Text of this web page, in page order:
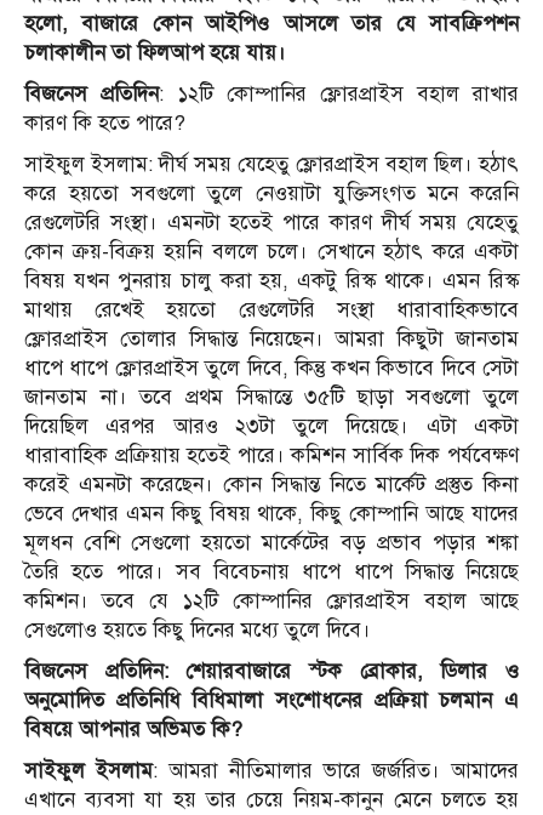
হলো, বাজারে কোন আইপিও আসলে তার যে সাবক্রিপশন
চলাকালীন তা ফিলআপ হয়ে যায়।
বিজনেস প্রতিদিন: ১২টি কোম্পানির ফ্লোরপ্রাইস বহাল রাখার
কারণ কি হতে পারে?
সাইফুল ইসলাম: দীর্ঘ সময় যেহেতু ফ্লোরপ্রাইস বহাল ছিল। হঠাৎ
করে হয়তো সবগুলো তুলে নেওয়াটা যুক্তিসংগত মনে করেনি
রেগুলেটরি সংস্থা। এমনটা হতেই পারে কারণ দীর্ঘ সময় যেহেতু
কোন ক্রয়-বিক্রয় হয়নি বললে চলে। সেখানে হঠাৎ করে একটা
বিষয় যখন পুনরায় চালু করা হয়, একটু রিস্ক থাকে। এমন রিস্ক
মাথায় রেখেই হয়তো রেগুলেটরি সংস্থা ধারাবাহিকভাবে
ফ্লোরপ্রাইস তোলার সিদ্ধান্ত নিয়েছেন। আমরা কিছুটা জানতাম
ধাপে ধাপে ফ্লোরপ্রাইস তুলে দিবে, কিন্তু কখন কিভাবে দিবে সেটা
জানতাম না। তবে প্রথম সিদ্ধান্তে ৩৫টি ছাড়া সবগুলো তুলে
দিয়েছিল এরপর আরও ২৩টা তুলে দিয়েছে। এটা একটা
ধারাবাহিক প্রক্রিয়ায় হতেই পারে। কমিশন সার্বিক দিক পর্যবেক্ষণ
করেই এমনটা করেছেন। কোন সিদ্ধান্ত নিতে মার্কেট প্রস্তুত কিনা
ভেবে দেখার এমন কিছু বিষয় থাকে, কিছু কোম্পানি আছে যাদের
মূলধন বেশি সেগুলো হয়তো মার্কেটের বড় প্রভাব পড়ার শঙ্কা
তৈরি হতে পারে। সব বিবেচনায় ধাপে ধাপে সিদ্ধান্ত নিয়েছে
কমিশন। তবে যে ১২টি কোম্পানির ফ্লোরপ্রাইস বহাল আছে
সেগুলোও হয়তে কিছু দিনের মধ্যে তুলে দিবে।
বিজনেস প্রতিদিন: শেয়ারবাজারে স্টক ব্রোকার, ডিলার ও
অনুমোদিত প্রতিনিধি বিধিমালা সংশোধনের প্রক্রিয়া চলমান এ
বিষয়ে আপনার অভিমত কি?
সাইফুল ইসলাম: আমরা নীতিমালার ভারে জর্জরিত। আমাদের
এখানে ব্যবসা যা হয় তার চেয়ে নিয়ম-কানুন মেনে চলতে হয়